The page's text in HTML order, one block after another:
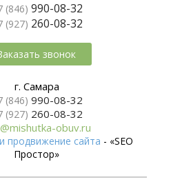
(846) 990-08-32
(927) 260-08-32
звонок
г. Самара
(846) 990-08-32
(927) 260-08-32
obuv.ru
продвижение сайта - «SEO
Простор»